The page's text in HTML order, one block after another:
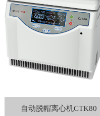
自动脱帽离心机CTK80